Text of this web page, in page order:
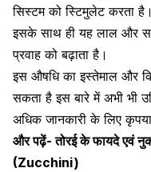
सिस्टम को स्टिमुलेट करता
इसके साथ ही यह लाल और
प्रवाह को बढ़ाता है।
इस औषधि का इस्तेमाल और
सकता है इस बारे में अभी भी
अधिक जानकारी के लिए
और पढ़ें-तोरई के फायदे
(Zucchini)